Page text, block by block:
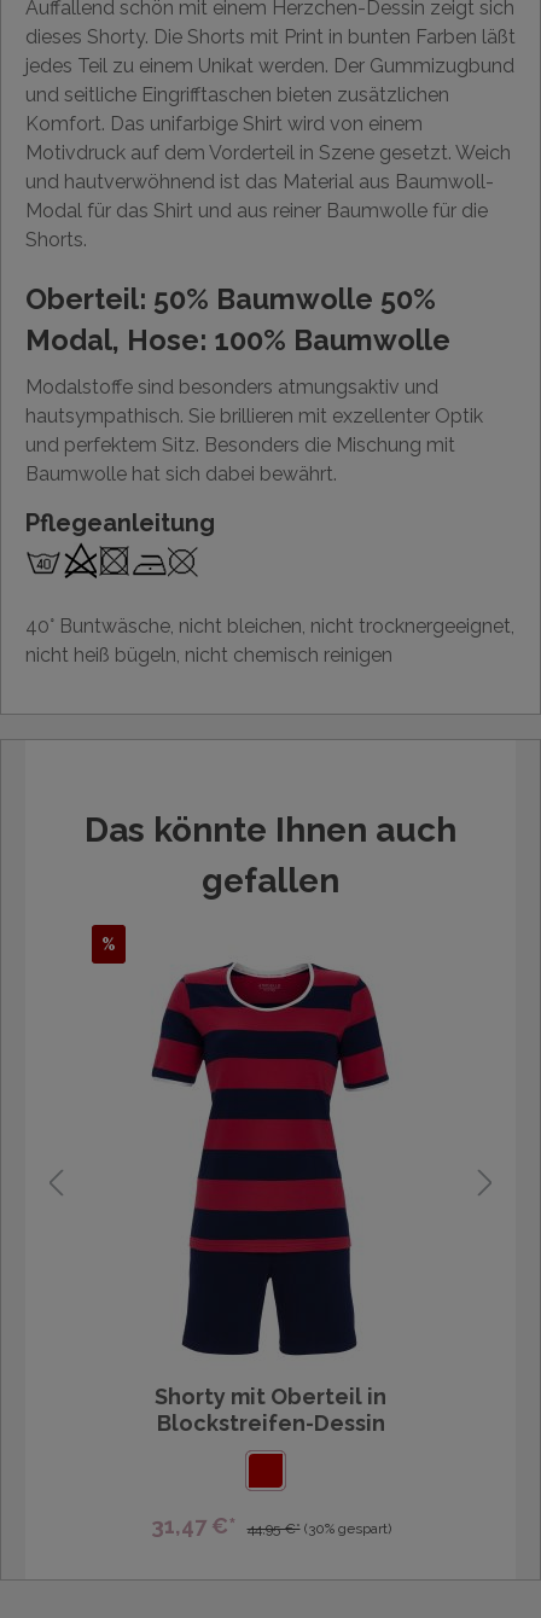
Auffallend schön mit einem Herzchen-Dessin zeigt sich
dieses Shorty. Die Shorts mit Print in bunten Farben läßt
jedes Teil zu einem Unikat werden. Der Gummizugbund
und seitliche Eingrifftaschen bieten zusätzlichen
Komfort. Das unifarbige Shirt wird von einem
Motivdruck auf dem Vorderteil in Szene gesetzt. Weich
und hautverwöhnend ist das Material aus Baumwoll-
Modal für das Shirt und aus reiner Baumwolle für die
Shorts.
Oberteil: 50% Baumwolle 50%
Modal, Hose: 100% Baumwolle
Modalstoffe sind besonders atmungsaktiv und
hautsympathisch. Sie brillieren mit exzellenter Optik
und perfektem Sitz. Besonders die Mischung mit
Baumwolle hat sich dabei bewährt.
Pflegeanleitung
40° Buntwäsche, nicht bleichen, nicht trocknergeeignet,
nicht heiß bügeln, nicht chemisch reinigen
Das könnte Ihnen auch
gefallen
%
Shorty mit Oberteil in
Blockstreifen-Dessin
31,47 €* 44,95 €* (30% gespart)